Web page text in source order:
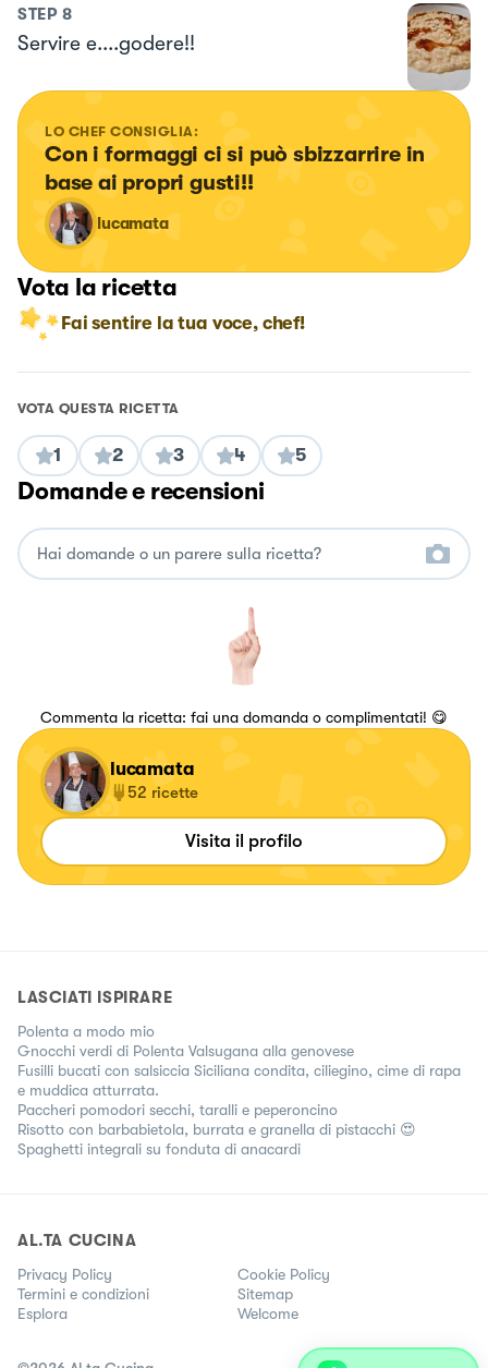
STEP 8
Servire e....godere!!
LO CHEF CONSIGLIA:
Con i formaggi ci si può sbizzarrire in
base ai propri gusti!!
lucamata
Vota la ricetta
Fai sentire la tua voce, chef!
VOTA QUESTA RICETTA
1 2 3 4 5
Domande e recensioni
Commenta la ricetta: fai una domanda o complimentati! 😋
lucamata
52 ricette
Visita il profilo
LASCIATI ISPIRARE
Polenta a modo mio
Gnocchi verdi di Polenta Valsugana alla genovese
Fusilli bucati con salsiccia Siciliana condita, ciliegino, cime di rapa
e muddica atturrata.
Paccheri pomodori secchi, taralli e peperoncino
Risotto con barbabietola, burrata e granella di pistacchi 😍
Spaghetti integrali su fonduta di anacardi
AL.TA CUCINA
Privacy Policy
Cookie Policy
Termini e condizioni
Sitemap
Esplora
Welcome